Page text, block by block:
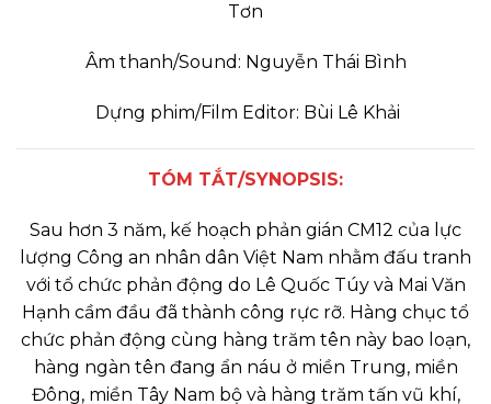
Tơn
Âm thanh/Sound: Nguyễn Thái Bình
Dựng phim/Film Editor: Bùi Lê Khải
TÓM TẮT/SYNOPSIS:
Sau hơn 3 năm, kế hoạch phản gián CM12 của lực
lượng Công an nhân dân Việt Nam nhằm đấu tranh
với tổ chức phản động do Lê Quốc Túy và Mai Văn
Hạnh cầm đầu đã thành công rực rỡ. Hàng chục tổ
chức phản động cùng hàng trăm tên này bao loạn,
hàng ngàn tên đang ẩn náu ở miền Trung, miền
Đông, miền Tây Nam bộ và hàng trăm tấn vũ khí,